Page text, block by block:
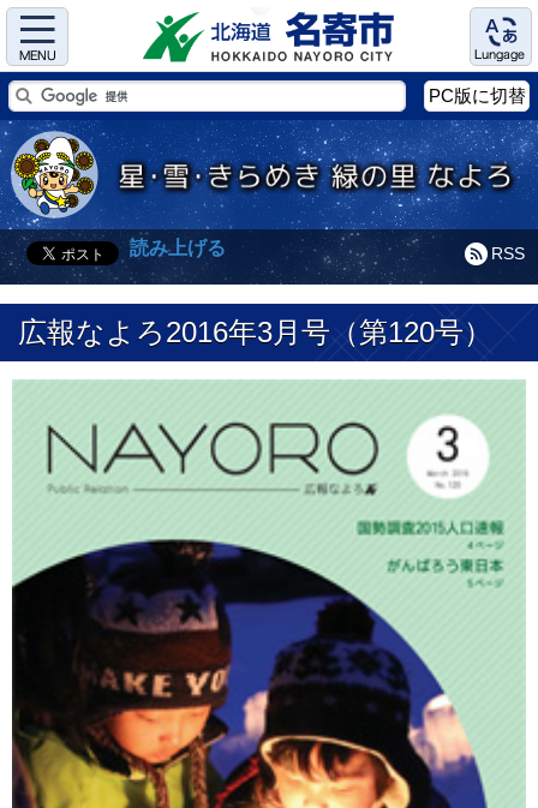
Menu Language
PC版に切替
RSS
読み上げる
広報なよろ2016年3月号（第120号）